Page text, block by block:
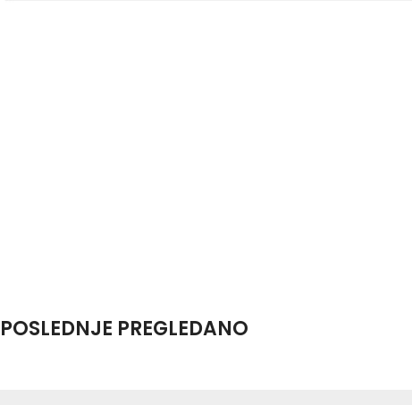
POSLEDNJE PREGLEDANO